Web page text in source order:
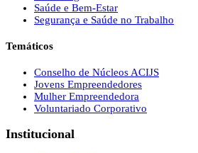
Saúde e Bem-Estar
Segurança e Saúde no Trabalho
Temáticos
Conselho de Núcleos ACIJS
Jovens Empreendedores
Mulher Empreendedora
Voluntariado Corporativo
Institucional